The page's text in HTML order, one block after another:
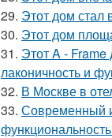
29. Этот дом стал
30. Этот дом
31. Этот A - Frame
лаконичность и
32. В Москве в
33. Современный